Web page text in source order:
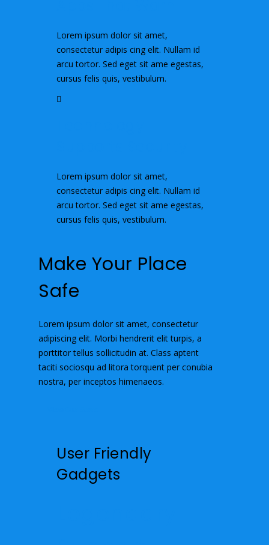
Lorem ipsum dolor sit amet,
consectetur adipis cing elit. Nullam id
arcu tortor. Sed eget sit ame egestas,
cursus felis quis, vestibulum.
Lorem ipsum dolor sit amet,
consectetur adipis cing elit. Nullam id
arcu tortor. Sed eget sit ame egestas,
cursus felis quis, vestibulum.
Make Your Place
Safe
Lorem ipsum dolor sit amet, consectetur
adipiscing elit. Morbi hendrerit elit turpis, a
porttitor tellus sollicitudin at. Class aptent
taciti sociosqu ad litora torquent per conubia
nostra, per inceptos himenaeos.
User Friendly
Gadgets